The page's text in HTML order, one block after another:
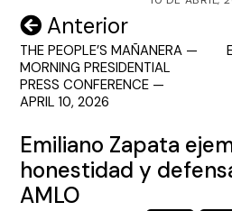
Navegación
de
entradas
Anterior
THE PEOPLE’S MAÑANERA —
MORNING PRESIDENTIAL
PRESS CONFERENCE —
APRIL 10, 2026
Emiliano Zapata
honestidad y
AMLO